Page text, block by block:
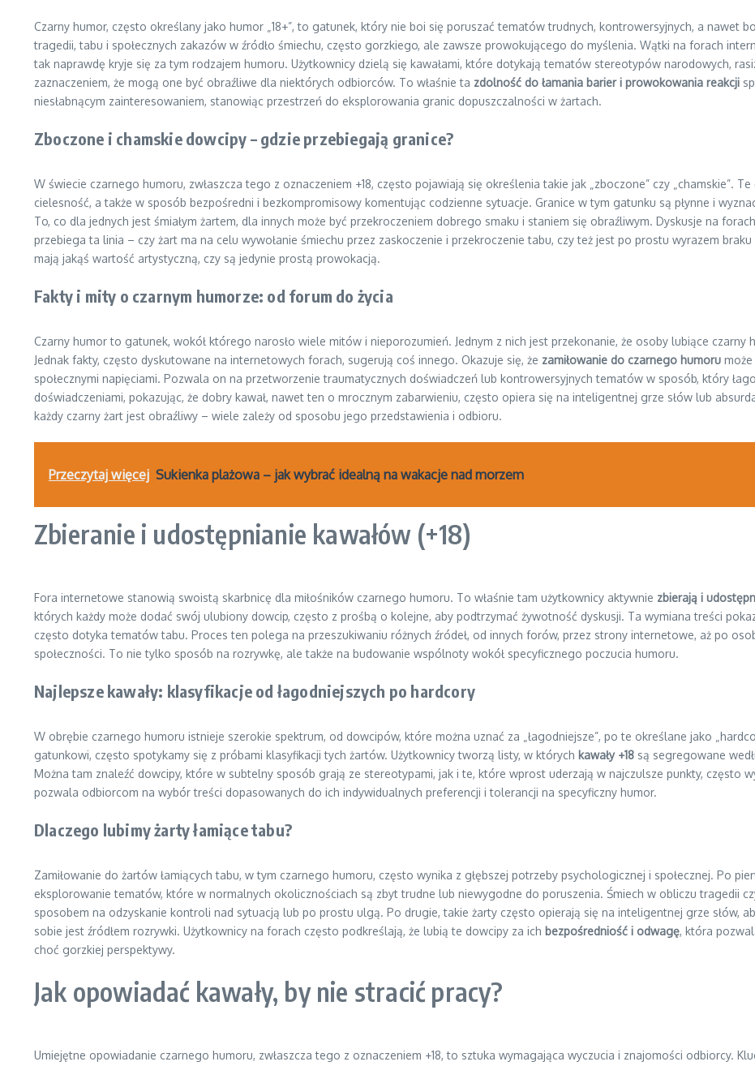
Czarny humor, często określany jako humor „18+”, to gatunek, który nie boi się poruszać tematów trudnych, kontrowersyjnych, a nawet
tragedii, tabu i społecznych zakazów w źródło śmiechu, często gorzkiego, ale zawsze prowokującego do myślenia. Wątki na forach
tak naprawdę kryje się za tym rodzajem humoru. Użytkownicy dzielą się kawałami, które dotykają tematów stereotypów narodowych,
zaznaczeniem, że mogą one być obraźliwe dla niektórych odbiorców. To właśnie ta zdolność do łamania barier i prowokowania reakcji
niesłabnącym zainteresowaniem, stanowiąc przestrzeń do eksplorowania granic dopuszczalności w żartach.
Zboczone i chamskie dowcipy – gdzie przebiegają granice?
W świecie czarnego humoru, zwłaszcza tego z oznaczeniem +18, często pojawiają się określenia takie jak „zboczone” czy „chamskie”.
cielesność, a także w sposób bezpośredni i bezkompromisowy komentując codzienne sytuacje. Granice w tym gatunku są płynne i
To, co dla jednych jest śmiałym żartem, dla innych może być przekroczeniem dobrego smaku i staniem się obraźliwym. Dyskusje na
przebiega ta linia – czy żart ma na celu wywołanie śmiechu przez zaskoczenie i przekroczenie tabu, czy też jest po prostu wyrazem
mają jakąś wartość artystyczną, czy są jedynie prostą prowokacją.
Fakty i mity o czarnym humorze: od forum do życia
Czarny humor to gatunek, wokół którego narosło wiele mitów i nieporozumień. Jednym z nich jest przekonanie, że osoby lubiące
Jednak fakty, często dyskutowane na internetowych forach, sugerują coś innego. Okazuje się, że zamiłowanie do czarnego humoru
społecznymi napięciami. Pozwala on na przetworzenie traumatycznych doświadczeń lub kontrowersyjnych tematów w sposób, który
doświadczeniami, pokazując, że dobry kawał, nawet ten o mrocznym zabarwieniu, często opiera się na inteligentnej grze słów lub
każdy czarny żart jest obraźliwy – wiele zależy od sposobu jego przedstawienia i odbioru.
Przeczytaj więcej Sukienka plażowa – jak wybrać idealną na wakacje nad morzem
Zbieranie i udostępnianie kawałów (+18)
Fora internetowe stanowią swoistą skarbnicę dla miłośników czarnego humoru. To właśnie tam użytkownicy aktywnie zbierają i
których każdy może dodać swój ulubiony dowcip, często z prośbą o kolejne, aby podtrzymać żywotność dyskusji. Ta wymiana treści
często dotyka tematów tabu. Proces ten polega na przeszukiwaniu różnych źródeł, od innych forów, przez strony internetowe, aż po
społeczności. To nie tylko sposób na rozrywkę, ale także na budowanie wspólnoty wokół specyficznego poczucia humoru.
Najlepsze kawały: klasyfikacje od łagodniejszych po hardcory
W obrębie czarnego humoru istnieje szerokie spektrum, od dowcipów, które można uznać za „łagodniejsze”, po te określane jako
gatunkowi, często spotykamy się z próbami klasyfikacji tych żartów. Użytkownicy tworzą listy, w których kawały +18 są segregowane
Można tam znaleźć dowcipy, które w subtelny sposób grają ze stereotypami, jak i te, które wprost uderzają w najczulsze punkty, często
pozwala odbiorcom na wybór treści dopasowanych do ich indywidualnych preferencji i tolerancji na specyficzny humor.
Dlaczego lubimy żarty łamiące tabu?
Zamiłowanie do żartów łamiących tabu, w tym czarnego humoru, często wynika z głębszej potrzeby psychologicznej i społecznej. Po
eksplorowanie tematów, które w normalnych okolicznościach są zbyt trudne lub niewygodne do poruszenia. Śmiech w obliczu tragedii
sposobem na odzyskanie kontroli nad sytuacją lub po prostu ulgą. Po drugie, takie żarty często opierają się na inteligentnej grze słów,
sobie jest źródłem rozrywki. Użytkownicy na forach często podkreślają, że lubią te dowcipy za ich bezpośredniość i odwagę, która
choć gorzkiej perspektywy.
Jak opowiadać kawały, by nie stracić pracy?
Umiejętne opowiadanie czarnego humoru, zwłaszcza tego z oznaczeniem +18, to sztuka wymagająca wyczucia i znajomości odbiorcy.